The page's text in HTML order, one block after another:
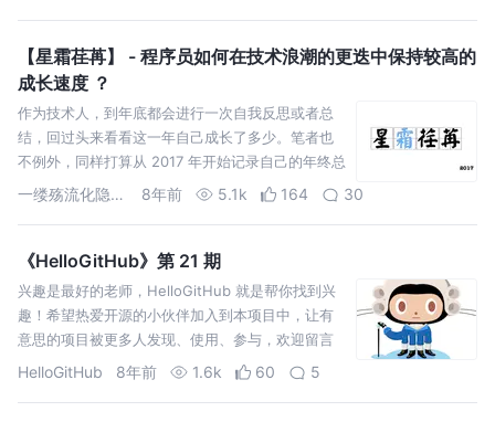
【星霜荏苒】 - 程序员如何在技术浪潮的更迭中保持较高的
成长速度 ？
作为技术人，到年底都会进行一次自我反思或者总
结，回过头来看看这一年自己成长了多少。笔者也
不例外，同样打算从 2017 年开始记录自己的年终总
结。虽然这种总结的文章不算纯技术文章，但是为
的问题…
一缕殇流化隐半边冰霜 8年前 5.1k 164 30
《HelloGitHub》第 21 期
兴趣是最好的老师，HelloGitHub 就是帮你找到兴
趣！希望热爱开源的小伙伴加入到本项目中，让有
意思的项目被更多人发现、使用、参与，欢迎留言
讨论。
HelloGitHub 8年前 1.6k 60 5